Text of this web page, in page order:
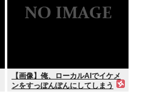
【画像】俺、ローカルAIでイケメ
ンをすっぽんぽんにしてしまう